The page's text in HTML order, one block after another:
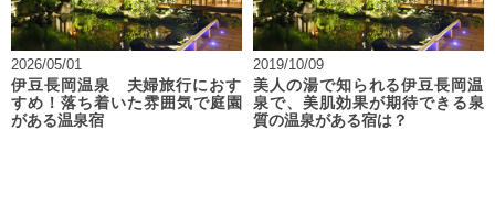
2026/05/01
伊豆長岡温泉 夫婦旅行におす
すめ！落ち着いた雰囲気で庭園
がある温泉宿
2019/10/09
美人の湯で知られる伊豆長岡温
泉で、美肌効果が期待できる泉
質の温泉がある宿は？